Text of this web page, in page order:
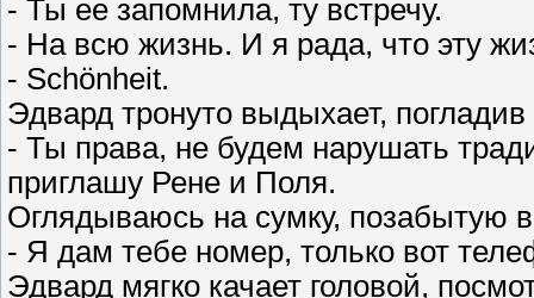
- Ты ее запомнила, ту встречу.
- На всю жизнь. И я рада, что эту
- Schönheit.
Эдвард тронуто выдыхает,
- Ты права, не будем нарушать
приглашу Рене и Поля.
Оглядываюсь на сумку, позабытую
- Я дам тебе номер, только вот
Эдвард мягко качает головой,